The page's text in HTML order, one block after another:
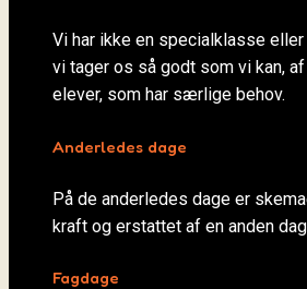
Vi har ikke en specialklasse
vi tager os så godt som vi kan,
elever, som har særlige behov.
Anderledes dage
På de anderledes dage er
kraft og erstattet af en anden
Fagdage